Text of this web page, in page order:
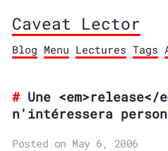
Caveat Lector
Blog Menu Lectures Tags
Une <em>release</
n'intéressera
Posted on May 6, 2006